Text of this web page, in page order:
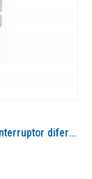
FRCMM-40/2/03-A 170280 EATON ELECTRIC Interruptor diferencial, 40A, 2p, 300mA, clase A